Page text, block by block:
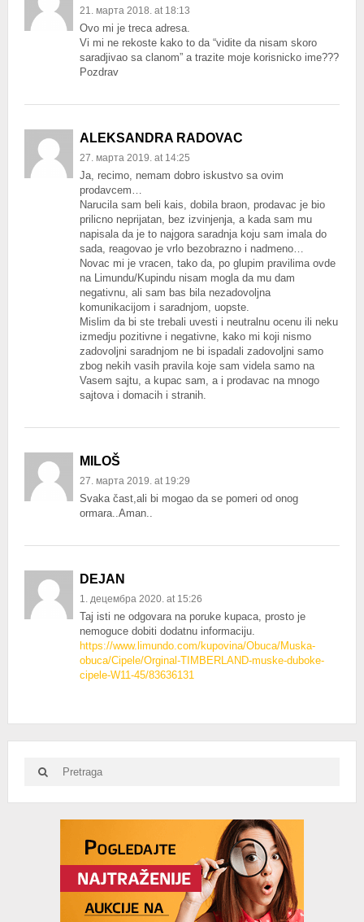
21. марта 2018. at 18:13
Ovo mi je treca adresa.
Vi mi ne rekoste kako to da “vidite da nisam skoro
saradjivao sa clanom” a trazite moje korisnicko ime???
Pozdrav
ALEKSANDRA RADOVAC
27. марта 2019. at 14:25
Ja, recimo, nemam dobro iskustvo sa ovim
prodavcem…
Narucila sam beli kais, dobila braon, prodavac je bio
prilicno neprijatan, bez izvinjenja, a kada sam mu
napisala da je to najgora saradnja koju sam imala do
sada, reagovao je vrlo bezobrazno i nadmeno…
Novac mi je vracen, tako da, po glupim pravilima ovde
na Limundu/Kupindu nisam mogla da mu dam
negativnu, ali sam bas bila nezadovoljna
komunikacijom i saradnjom, uopste.
Mislim da bi ste trebali uvesti i neutralnu ocenu ili neku
izmedju pozitivne i negativne, kako mi koji nismo
zadovoljni saradnjom ne bi ispadali zadovoljni samo
zbog nekih vasih pravila koje sam videla samo na
Vasem sajtu, a kupac sam, a i prodavac na mnogo
sajtova i domacih i stranih.
MILOŠ
27. марта 2019. at 19:29
Svaka čast,ali bi mogao da se pomeri od onog
ormara..Aman..
DEJAN
1. децембра 2020. at 15:26
Taj isti ne odgovara na poruke kupaca, prosto je
nemoguce dobiti dodatnu informaciju.
https://www.limundo.com/kupovina/Obuca/Muska-
obuca/Cipele/Orginal-TIMBERLAND-muske-duboke-
cipele-W11-45/83636131
for:
Search